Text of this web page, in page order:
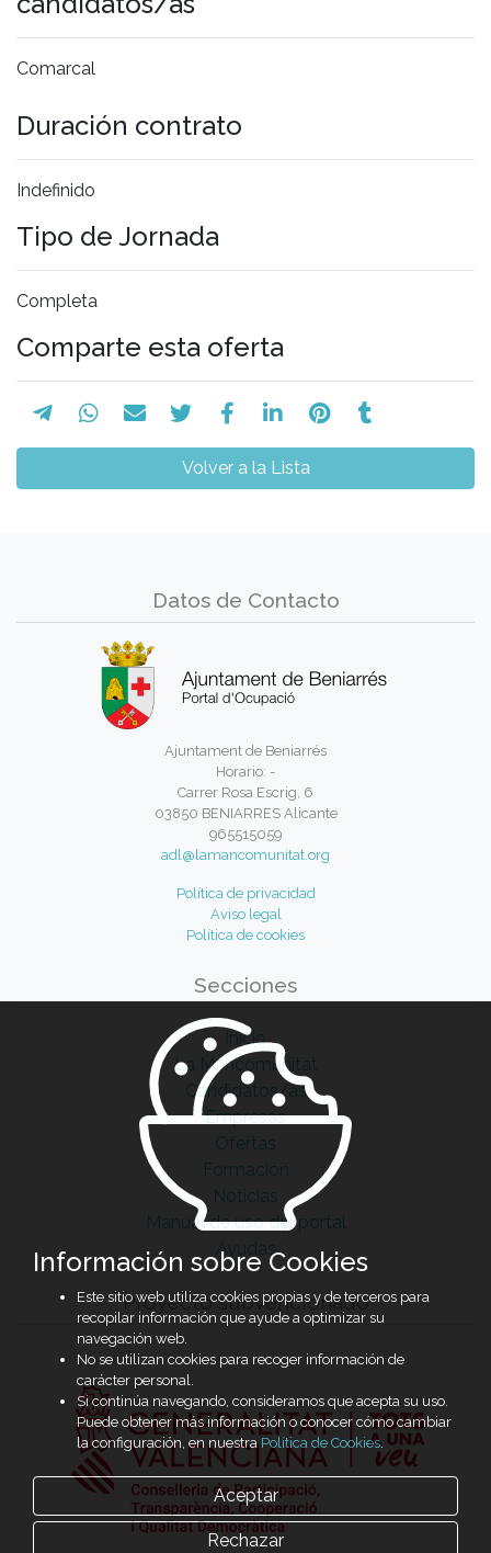
Comarcal
Duración contrato
Indefinido
Tipo de Jornada
Completa
Comparte esta oferta
Volver a la Lista
Datos de Contacto
Ajuntament de Beniarrés
Horario: -
Carrer Rosa Escrig, 6
03850 BENIARRES Alicante
965515059
adl@lamancomunitat.org
Política de privacidad
Aviso legal
Política de cookies
Secciones
Inicio
La Mancomunitat
Candidatos/as
Empresas
Ofertas
Formación
Noticias
Manual de uso del portal
Ayudas
Proyecto subvencionado
Información sobre Cookies
Este sitio web utiliza cookies propias y de terceros para
recopilar información que ayude a optimizar su
navegación web.
No se utilizan cookies para recoger información de
carácter personal.
Si continúa navegando, consideramos que acepta su uso.
Puede obtener más información o conocer cómo cambiar
la configuración, en nuestra Política de Cookies.
Aceptar
Rechazar